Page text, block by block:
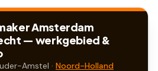
Amsterdam
— werkgebied &
Amstel · Noord-Holland